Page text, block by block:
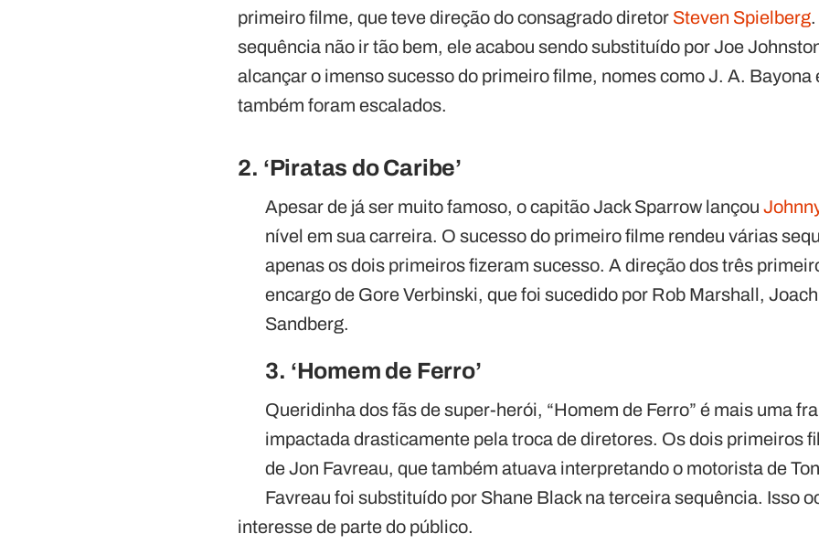
primeiro filme, que teve direção do consagrado diretor Steven Spielberg
sequência não ir tão bem, ele acabou sendo substituído por Joe
alcançar o imenso sucesso do primeiro filme, nomes como J. A. Bayona
também foram escalados.
2. ‘Piratas do Caribe’
Apesar de já ser muito famoso, o capitão Jack Sparrow lançou
nível em sua carreira. O sucesso do primeiro filme rendeu várias
apenas os dois primeiros fizeram sucesso. A direção dos três
encargo de Gore Verbinski, que foi sucedido por Rob Marshall,
Sandberg.
3. ‘Homem de Ferro’
Queridinha dos fãs de super-herói, “Homem de Ferro” é mais uma
impactada drasticamente pela troca de diretores. Os dois primeiros
de Jon Favreau, que também atuava interpretando o motorista de
Favreau foi substituído por Shane Black na terceira sequência. Isso
interesse de parte do público.